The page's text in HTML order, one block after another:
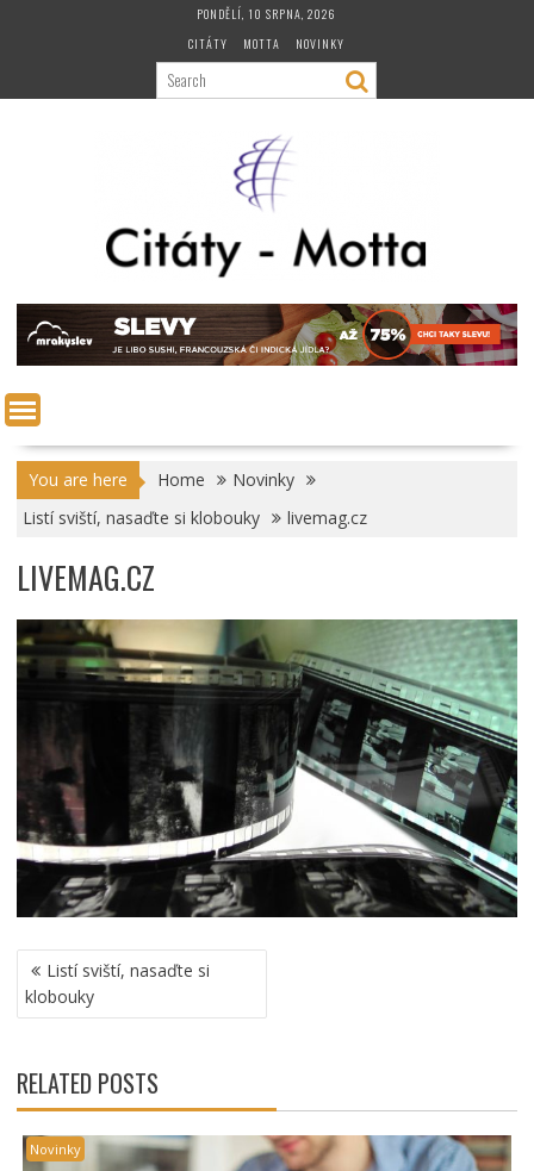
PONDĚLÍ, 10 SRPNA, 2026
CITÁTY
MOTTA NOVINKY
You are here Home
Novinky
Listí sviští, nasaďte si klobouky
livemag.cz
LIVEMAG.CZ
NAVIGACE
PRO
PŘÍSPĚVEK
Listí sviští, nasaďte si
klobouky
RELATED POSTS
Novinky